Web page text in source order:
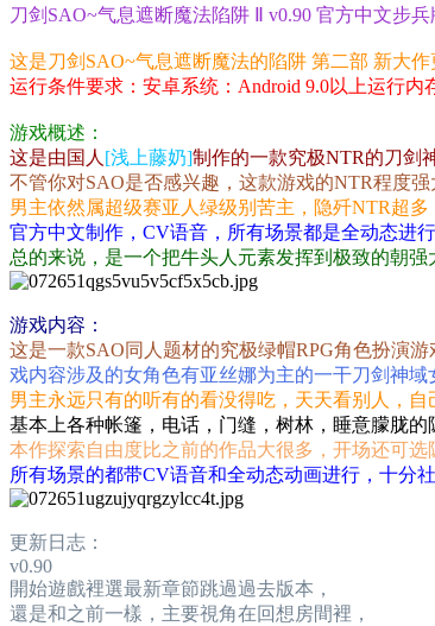
刀剑SAO~气息遮断魔法陷阱 Ⅱ v0.90 官方中文步兵
这是刀剑SAO~气息遮断魔法的陷阱 第二部 新大作
运行条件要求：安卓系统：Android 9.0以上运行内
游戏概述：
这是由国人 [浅上藤奶]制作的一款究极NTR的刀剑
不管你对SAO是否感兴趣，这款游戏的NTR程度强
男主依然属超级赛亚人绿级别苦主，隐歼NTR超多
官方中文制作，CV语音，所有场景都是全动态进
总的来说，是一个把牛头人元素发挥到极致的朝强
游戏内容：
这是一款SAO同人题材的究极绿帽RPG角色扮演游
戏内容涉及的女角色有亚丝娜为主的一干刀剑神域
男主永远只有的听有的看没得吃，天天看别人，自
基本上各种帐篷，电话，门缝，树林，睡意朦胧的
本作探索自由度比之前的作品大很多，开场还可选
所有场景的都带CV语音和全动态动画进行，十分
更新日志：
v0.90
開始遊戲裡選最新章節跳過過去版本，
還是和之前一樣，主要視角在回想房間裡，